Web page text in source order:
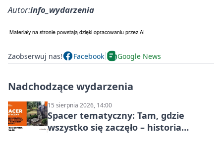
Autor:info_wydarzenia
Zaobserwuj nas! Facebook Google News
Nadchodzące wydarzenia
15 sierpnia 2026, 14:00
Spacer tematyczny: Tam, gdzie
wszystko się zaczęło – historia